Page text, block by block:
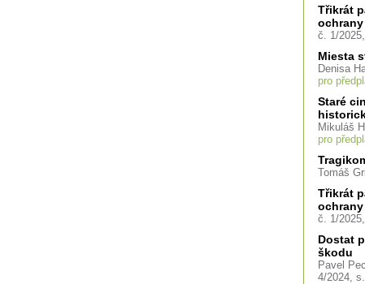
Třikrát
ochrany
č. 1/
Miesta
Denisa
pro
Staré
Mikuláš
pro
Tomáš
Třikrát
ochrany
č. 1/
Dostat
škodu
Pavel
4/2024,